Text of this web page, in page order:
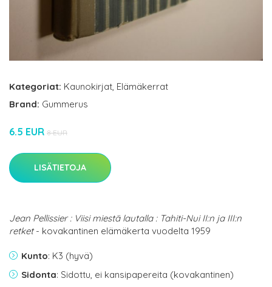
Kategoriat: Kaunokirjat, Elämäkerrat
Brand: Gummerus
6.5 EUR 8 EUR
LISÄTIETOJA
Jean Pellissier : Viisi miestä lautalla : Tahiti-Nui II:n ja III:n
retket- kovakantinen elämäkerta vuodelta 1959
Kunto: K3 (hyvä)
Sidonta: Sidottu, ei kansipapereita (kovakantinen)